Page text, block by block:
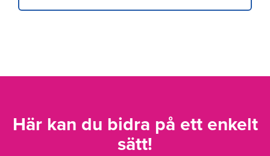
Här kan du bidra på ett enkelt
sätt!